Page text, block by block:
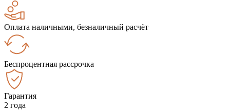
Оплата наличными, безналичный расчёт
Беспроцентная рассрочка
Гарантия
2 года